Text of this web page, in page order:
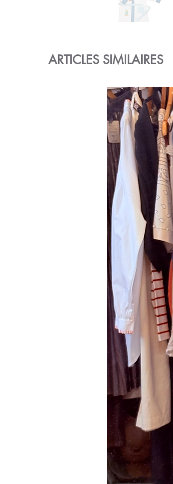
ARTICLES SIMILAIRES